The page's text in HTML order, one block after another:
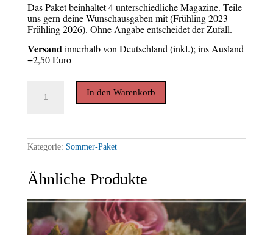
Das Paket beinhaltet4 unterschiedliche Magazine. Teile
uns gern deine Wunschausgaben mit (Frühling 2023 –
Frühling 2026). Ohne Angabe entscheidet der Zufall.
Versandinnerhalb von Deutschland (inkl.); ins Ausland
+2,50 Euro
"Sommerurlaub"
24,95
Euro
In den Warenkorb
Kategorie: Sommer-Paket
Ähnliche Produkte